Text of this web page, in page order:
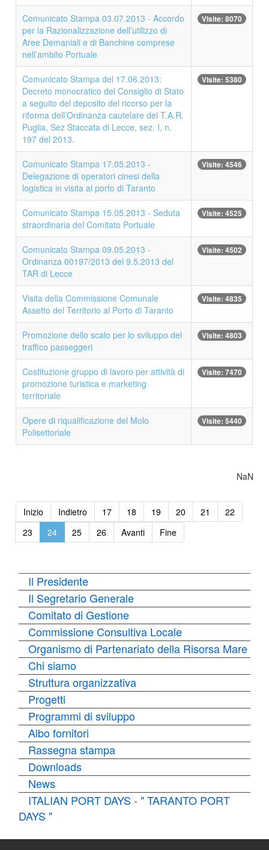
Comunicato Stampa 03.07.2013 - Accordo
per la Razionalizzazione dell’utilizzo di
Aree Demaniali e di Banchine comprese
nell’ambito Portuale
Visite: 8070
Comunicato Stampa del 17.06.2013:
Decreto monocratico del Consiglio di Stato
a seguito del deposito del ricorso per la
riforma dell’Ordinanza cautelare del T.A.R.
Puglia, Sez Staccata di Lecce, sez. I, n.
197 del 2013.
Visite: 5380
Comunicato Stampa 17.05.2013 -
Delegazione di operatori cinesi della
logistica in visita al porto di Taranto
Visite: 4546
Comunicato Stampa 15.05.2013 - Seduta
straordinaria del Comitato Portuale
Visite: 4525
Comunicato Stampa 09.05.2013 -
Ordinanza 00197/2013 del 9.5.2013 del
TAR di Lecce
Visite: 4502
Visita della Commissione Comunale
Assetto del Territorio al Porto di Taranto
Visite: 4835
Promozione dello scalo per lo sviluppo del
traffico passeggeri
Visite: 4803
Costituzione gruppo di lavoro per attività di
promozione turistica e marketing
territoriale
Visite: 7470
Opere di riqualificazione del Molo
Polisettoriale
Visite: 5440
NaN
Inizio Indietro 17 18 19 20 21
22
23
24 25 26 Avanti Fine
Il Presidente
Il Segretario Generale
Comitato di Gestione
Commissione Consultiva Locale
Organismo di Partenariato della Risorsa Mare
Chi siamo
Struttura organizzativa
Progetti
Programmi di sviluppo
Albo fornitori
Rassegna stampa
Downloads
News
ITALIAN PORT DAYS - " TARANTO PORT
DAYS "